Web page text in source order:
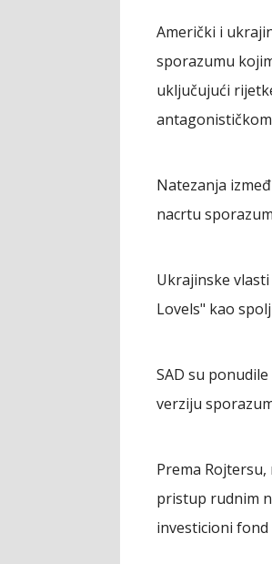
Američki i
sporazumu
uključujući
Natezanja
nacrtu
Ukrajinske
Lovels" kao
SAD su
verziju
Prema
pristup rudnim
investicioni